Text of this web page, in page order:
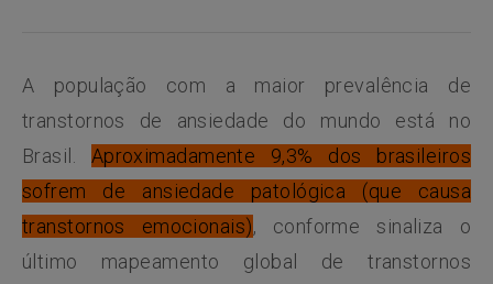
A população com a maior prevalência de
transtornos de ansiedade do mundo está no
Brasil. Aproximadamente 9,3% dos brasileiros
sofrem de ansiedade patológica (que causa
transtornos emocionais), conforme sinaliza o
último mapeamento global de transtornos